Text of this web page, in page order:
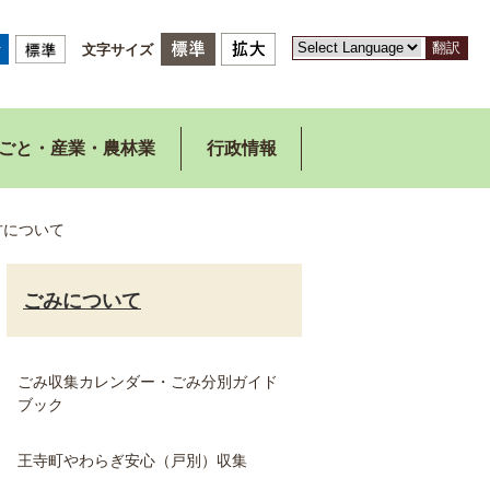
文字サイズ 翻訳
と・産業・農林業 行政情報
ついて
ごみについて
ごみ収集カレンダー・ごみ分別ガイド
ブック
王寺町やわらぎ安心（戸別）収集